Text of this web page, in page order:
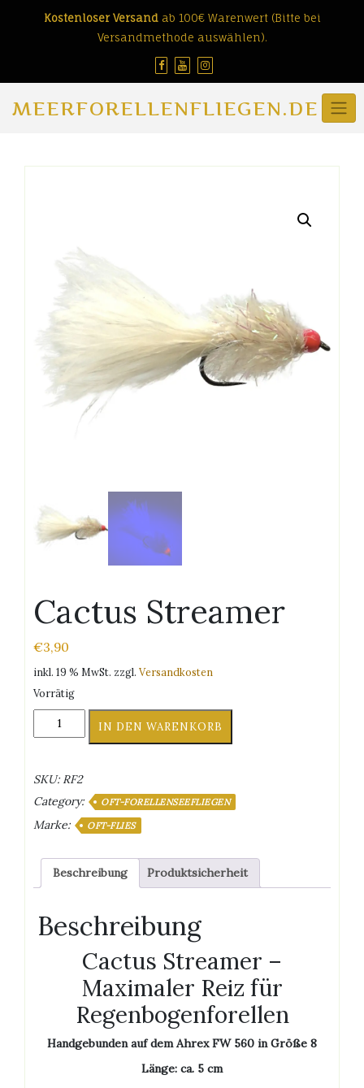
Kostenloser Versandab 100€ Warenwert (Bitte bei
Versandmethode auswählen).
MEERFORELLENFLIEGEN.DE
Cactus Streamer
€3,90
inkl. 19 % MwSt. zzgl. Versandkosten
Vorrätig
Cactus
Streamer
IN DEN WARENKORB
SKU: RF2
Category:
OFT-FORELLENSEEFLIEGEN
Marke: OFT-FLIES
Beschreibung Produktsicherheit
Beschreibung
Cactus Streamer –
Maximaler Reiz für
Regenbogenforellen
Handgebunden auf dem Ahrex FW 560 in Größe 8
Länge: ca. 5 cm